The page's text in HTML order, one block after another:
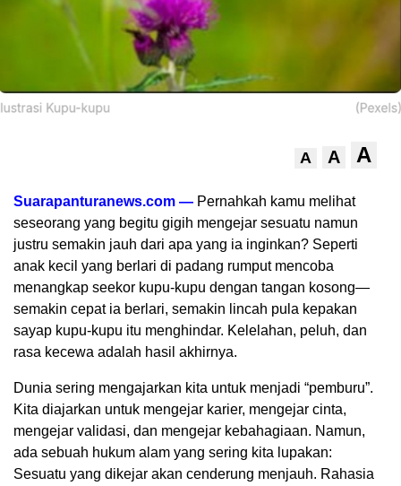
A A A
Suarapanturanews.com — Pernahkah kamu melihat
seseorang yang begitu gigih mengejar sesuatu namun
justru semakin jauh dari apa yang ia inginkan? Seperti
anak kecil yang berlari di padang rumput mencoba
menangkap seekor kupu-kupu dengan tangan kosong—
semakin cepat ia berlari, semakin lincah pula kepakan
sayap kupu-kupu itu menghindar. Kelelahan, peluh, dan
rasa kecewa adalah hasil akhirnya.
Dunia sering mengajarkan kita untuk menjadi “pemburu”.
Kita diajarkan untuk mengejar karier, mengejar cinta,
mengejar validasi, dan mengejar kebahagiaan. Namun,
ada sebuah hukum alam yang sering kita lupakan:
Sesuatu yang dikejar akan cenderung menjauh. Rahasia